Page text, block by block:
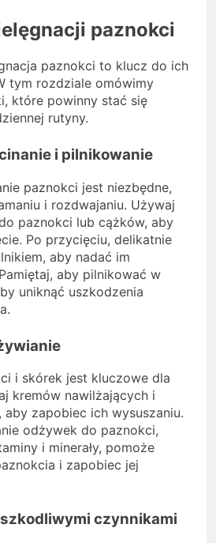
paznokci
paznokci to klucz do ich
tym rozdziale omówimy
które powinny stać się
rutyny.
i pilnikowanie
paznokci jest niezbędne,
i rozdwajaniu. Używaj
paznokci lub cążków, aby
Po przycięciu, delikatnie
aby nadać im
aby pilnikować w
uniknąć uszkodzenia
i skórek jest kluczowe dla
kremów nawilżających i
zapobiec ich wysuszaniu.
odżywek do paznokci,
i minerały, pomoże
i zapobiec jej
czynnikami